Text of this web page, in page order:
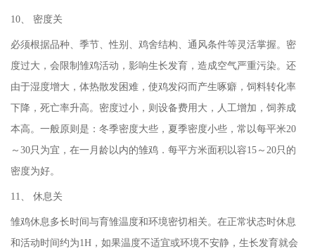
10、 密度关
必须根据品种、季节、性别、鸡舍结构、通风条件等灵活掌握。密
度过大，会限制雏鸡活动，影响生长发育，造成空气严重污染。还
由于湿度增大，体热散发困难，使鸡发闷而产生啄癖，饲料转化率
下降，死亡率升高。密度过小，则设备费用大，人工增加，饲养成
本高。一般原则是：冬季密度大些，夏季密度小些，常以每平米20
～30只为宜，在一月龄以内的雏鸡．每平方米面积以容15～20只的
密度为好。
11、 休息关
雏鸡休息多长时间与育雏温度和环境密切相关。在正常状态时休息
和活动时间约为1H，如果温度不适宜或环境不安静，生长发育就会